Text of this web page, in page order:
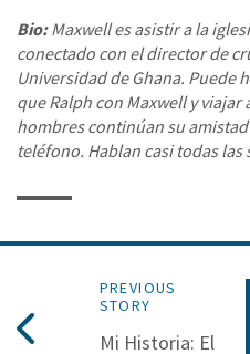
Bio: Maxwell es asistir a la
conectado con el director de
Universidad de Ghana.
que Ralph con Maxwell y viajar
hombres continúan su
teléfono. Hablan casi todas las
PREVIOUS
STORY
Mi Historia: El